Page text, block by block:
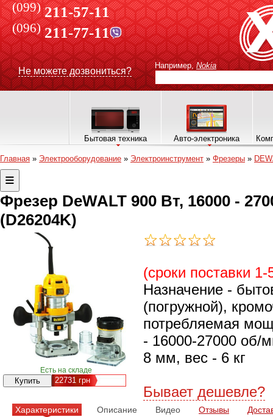
(099) 211-57-11
(096)211-77-11
Не можете дозвониться?
Например, Nokia
Бытовая техника Авто-электроника
Главная » Электрооборудование » Электроинструмент » Фрезеры »
Фрезер DeWALT 900 Вт, 16000 -
(D26204K)
Есть на складе
22731грн
(сроки поставки
Назначение -
(погружной),
потребляемая
- 16000-27000 об/
8 мм, вес - 6 кг
Бывает дешевле?
Характеристики Описание Видео Отзывы